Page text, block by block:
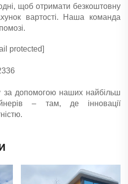
щоб отримати безкоштовну
вартості. Наша команда
protected]
за допомогою наших найбільш
– там, де інновації